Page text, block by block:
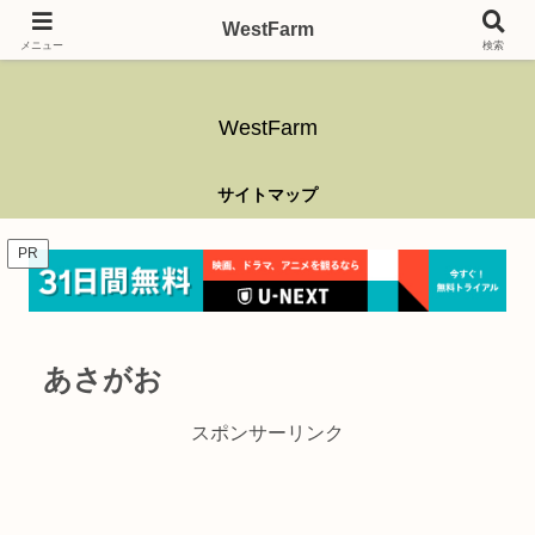
ガーデニング、アウトドア、キャンプ、釣り、乗り物、DIYなど難しい事はさ
WestFarm
サイトマップ
PR
あさがお
スポンサーリンク
メニュー
WestFarm
検索